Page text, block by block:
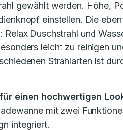
gewählt werden. Höhe,
einstellen. Die
Relax Duschstrahl und
leicht zu reinigen
Strahlarten ist
einen hochwertigen
mit zwei
integriert.